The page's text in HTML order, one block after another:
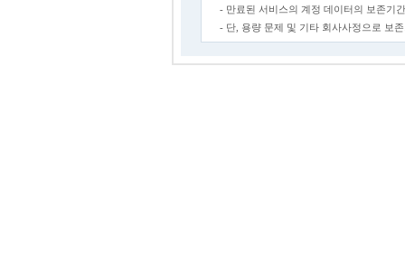
- 만료된 서비스의 계정 데이터의 보존기
- 단, 용량 문제 및 기타 회사사정으로 보